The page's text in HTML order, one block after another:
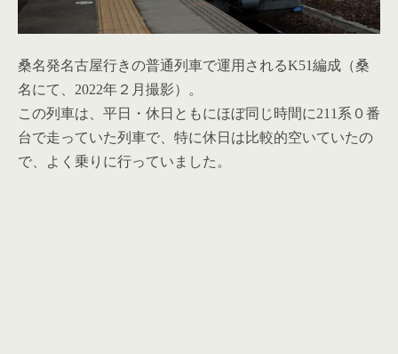
桑名発名古屋行きの普通列車で運用されるK51編成（桑
名にて、2022年２月撮影）。
この列車は、平日・休日ともにほぼ同じ時間に211系０番
台で走っていた列車で、特に休日は比較的空いていたの
で、よく乗りに行っていました。